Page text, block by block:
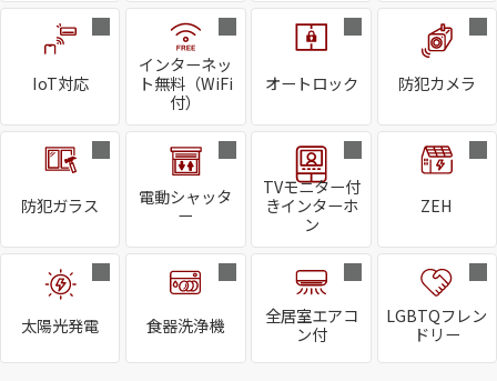
IoT対応
インターネッ
ト無料（WiFi
付）
オートロック 防犯カメラ
防犯ガラス
電動シャッタ
ー
TVモニター付
きインターホ
ン
ZEH
太陽光発電 食器洗浄機
全居室エアコ
ン付
LGBTQフレン
ドリー